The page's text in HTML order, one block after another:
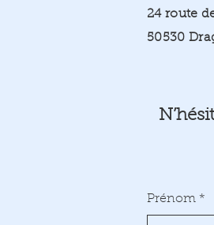
24 route
50530
Prénom